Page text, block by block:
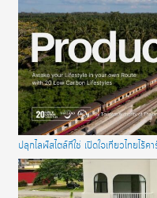
ปลุกไลฟ์สไตล์ที่ใช่ เปิดใจเที่ยวไทยไร้